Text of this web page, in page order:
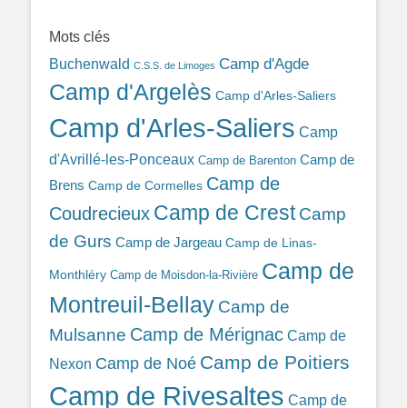
Mots clés
Buchenwald C.S.S. de Limoges Camp d'Agde
Camp d'Argelès Camp d'Arles-Saliers
Camp d'Arles-Saliers Camp
d'Avrillé-les-Ponceaux Camp de Barenton Camp de
Brens Camp de Cormelles Camp de
Coudrecieux Camp de Crest Camp
de Gurs Camp de Jargeau Camp de Linas-
Monthléry Camp de Moisdon-la-Rivière Camp de
Montreuil-Bellay Camp de
Mulsanne Camp de Mérignac Camp de
Nexon Camp de Noé Camp de Poitiers
Camp de Rivesaltes Camp de